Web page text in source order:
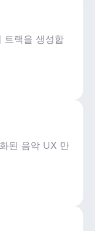
트랙을 생성합
된 음악 UX 만